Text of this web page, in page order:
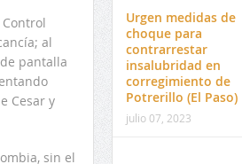
al
pantalla
Cesar y
sin el
Urgen medidas de
choque para
contrarrestar
insalubridad en
corregimiento de
Potrerillo (El Paso)
julio 07, 2023
venta de pines para
preuniversitario de la